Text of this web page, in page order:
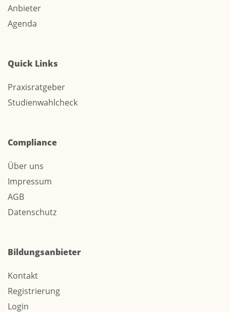
Anbieter
Agenda
Quick Links
Praxisratgeber
Studienwahlcheck
Compliance
Über uns
Impressum
AGB
Datenschutz
Bildungsanbieter
Kontakt
Registrierung
Login